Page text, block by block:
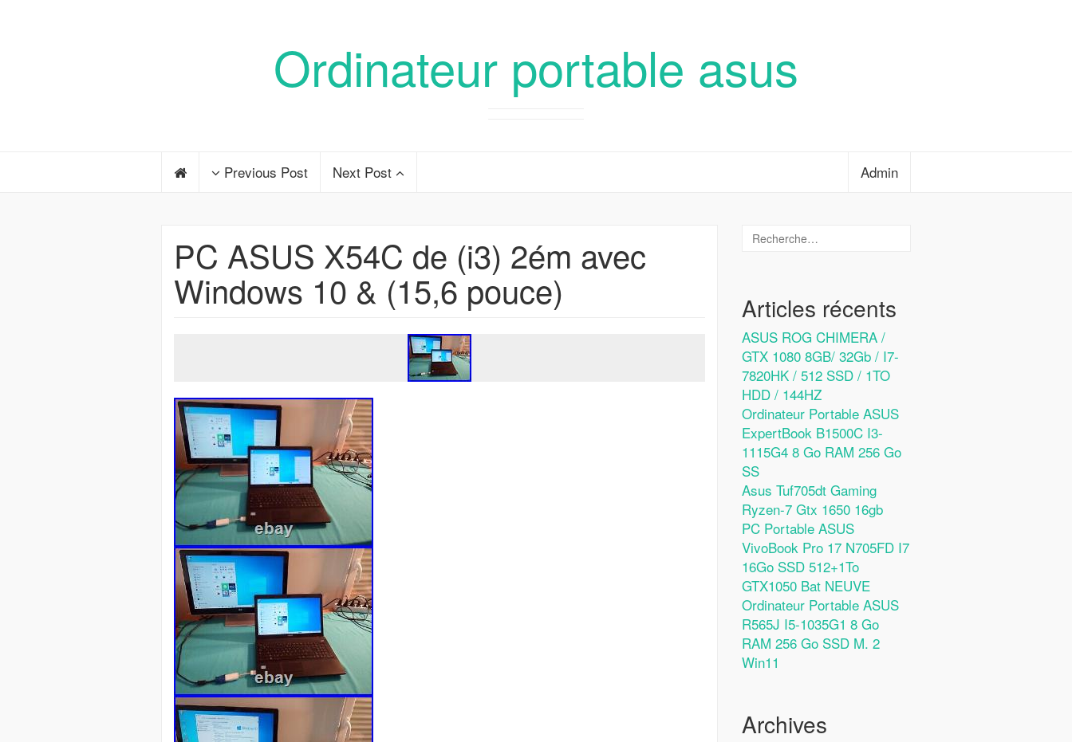
Ordinateur portable asus
Previous Post Next Post Admin
PC ASUS X54C de (i3) 2ém avec
Windows 10 & (15,6 pouce) Articles récents
ASUS ROG CHIMERA /
GTX 1080 8GB/ 32Gb / I7-
7820HK / 512 SSD / 1TO
HDD / 144HZ
Ordinateur Portable ASUS
ExpertBook B1500C I3-
1115G4 8 Go RAM 256 Go
SS
Asus Tuf705dt Gaming
Ryzen-7 Gtx 1650 16gb
PC Portable ASUS
VivoBook Pro 17 N705FD I7
16Go SSD 512+1To
GTX1050 Bat NEUVE
Ordinateur Portable ASUS
R565J I5-1035G1 8 Go
RAM 256 Go SSD M. 2
Win11
Archives